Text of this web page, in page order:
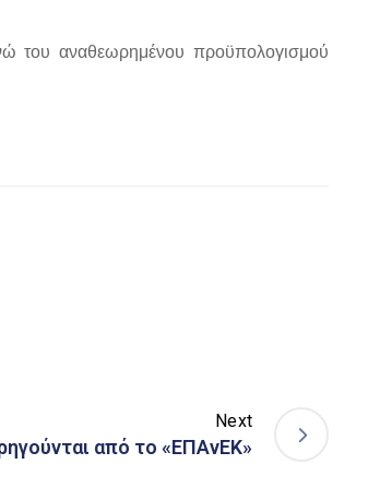
του αναθεωρημένου προϋπολογισμού
Next
από το «ΕΠΑνΕΚ»